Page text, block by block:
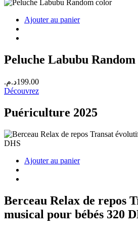
Ajouter au panier
Peluche Labubu
199.00د.م.
Découvrez
Puériculture 2025
Ajouter au panier
Berceau Relax de repos
musical pour bébés 320